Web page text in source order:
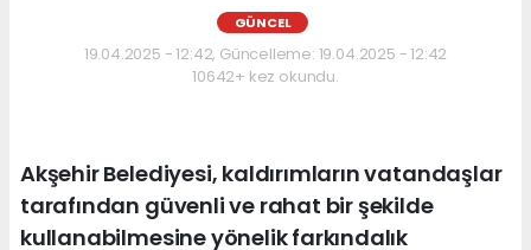
GÜNCEL
19.04.2025 - 12:42, Güncelleme: 19.04.2025 - 12:42
10642+ kez okundu.
Akşehir Belediyesi, kaldırımların vatandaşlar
tarafından güvenli ve rahat bir şekilde
kullanabilmesine yönelik farkındalık